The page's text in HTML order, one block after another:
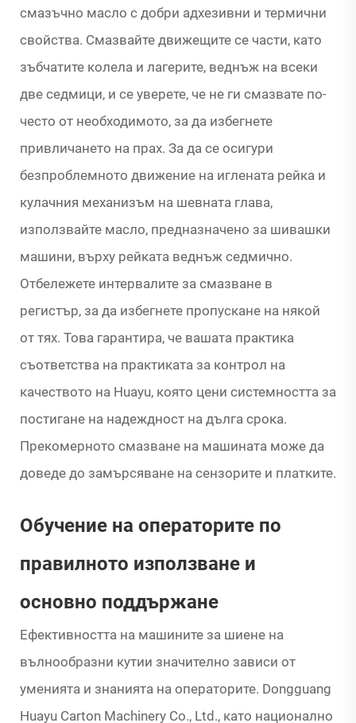
смазъчно масло с добри адхезивни и термични
свойства. Смазвайте движещите се части, като
зъбчатите колела и лагерите, веднъж на всеки
две седмици, и се уверете, че не ги смазвате по-
често от необходимото, за да избегнете
привличането на прах. За да се осигури
безпроблемното движение на иглената рейка и
кулачния механизъм на шевната глава,
използвайте масло, предназначено за шивашки
машини, върху рейката веднъж седмично.
Отбележете интервалите за смазване в
регистър, за да избегнете пропускане на някой
от тях. Това гарантира, че вашата практика
съответства на практиката за контрол на
качеството на Huayu, която цени системността за
постигане на надеждност на дълга срока.
Прекомерното смазване на машината може да
доведе до замърсяване на сензорите и платките.
Обучение на операторите по
правилното използване и
основно поддържане
Ефективността на машините за шиене на
вълнообразни кутии значително зависи от
уменията и знанията на операторите. Dongguang
Huayu Carton Machinery Co., Ltd., като национално